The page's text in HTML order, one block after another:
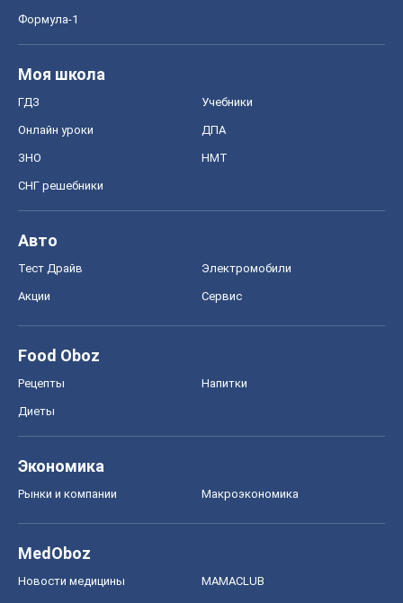
Формула-1
Моя школа
ГДЗ Учебники
Онлайн уроки ДПА
ЗНО НМТ
СНГ решебники
Авто
Тест Драйв Электромобили
Акции Сервис
Food Oboz
Рецепты Напитки
Диеты
Экономика
Рынки и компании Mакроэкономика
MedOboz
Новости медицины MAMACLUB